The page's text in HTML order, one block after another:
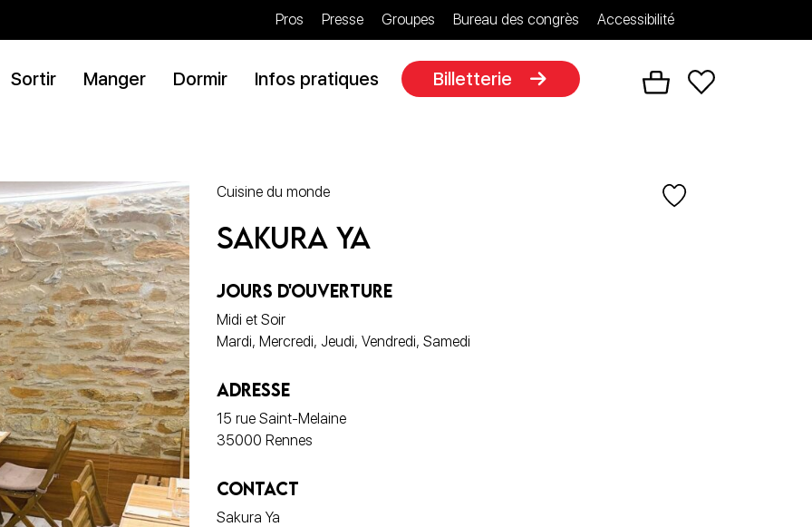
Pros Presse Groupes Bureau des congrès Accessibilité
Sortir Manger Dormir Infos pratiques Billetterie
Cuisine du monde
Sakura Ya
JOURS D'OUVERTURE
Midi et Soir
Mardi, Mercredi, Jeudi, Vendredi, Samedi
ADRESSE
15 rue Saint-Melaine
35000 Rennes
CONTACT
Sakura Ya